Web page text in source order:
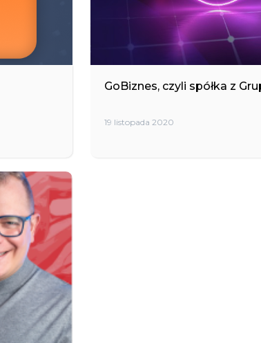
GoBiznes, czyli spółka z
19 listopada 2020